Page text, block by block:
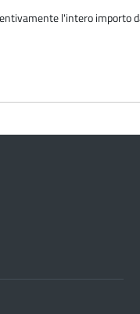
l'intero importo